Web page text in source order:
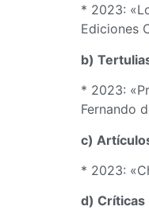
* 2023:
Ediciones
b)
* 2023:
Fernando
c)
* 2023:
d) Críticas